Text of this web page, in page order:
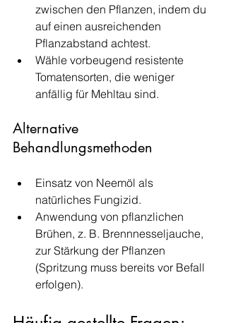
zwischen den Pflanzen, indem du
auf einen ausreichenden
Pflanzabstand achtest.
Wähle vorbeugend resistente
Tomatensorten, die weniger
anfällig für Mehltau sind.
Alternative
Behandlungsmethoden
Einsatz von Neemöl als
natürliches Fungizid.
Anwendung von pflanzlichen
Brühen, z. B. Brennnesseljauche,
zur Stärkung der Pflanzen
(Spritzung muss bereits vor Befall
erfolgen).